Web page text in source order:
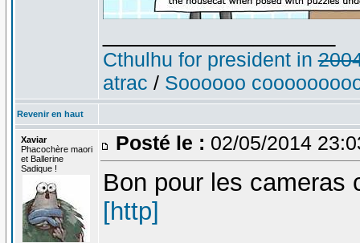
Cthulhu for president in
atrac / Soooooo
Revenir en haut
Xaviar
Phacochère maori
et Ballerine
Sadique !
Posté le : 02/05/2014
Bon pour les
[http]